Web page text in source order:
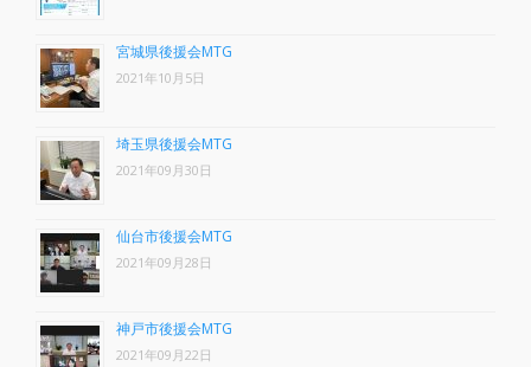
宮城県後援会MTG
2021年10月5日
埼玉県後援会MTG
2021年09月30日
仙台市後援会MTG
2021年09月28日
神戸市後援会MTG
2021年09月22日